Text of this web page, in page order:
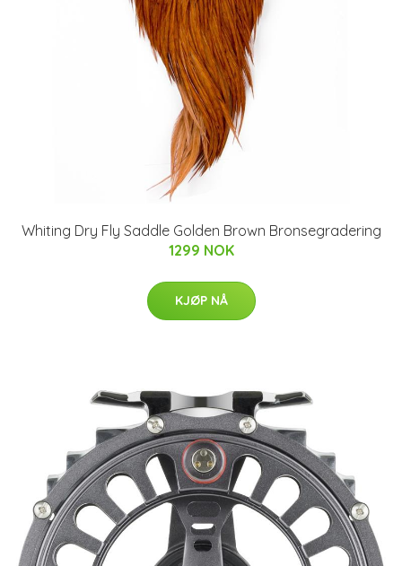
Whiting Dry Fly Saddle Golden Brown Bronsegradering
1299 NOK
KJØP NÅ